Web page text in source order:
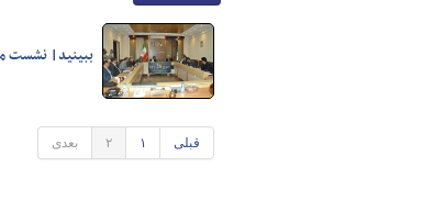
ببینید| نشست
قبلی ۱ ۲ بعدی